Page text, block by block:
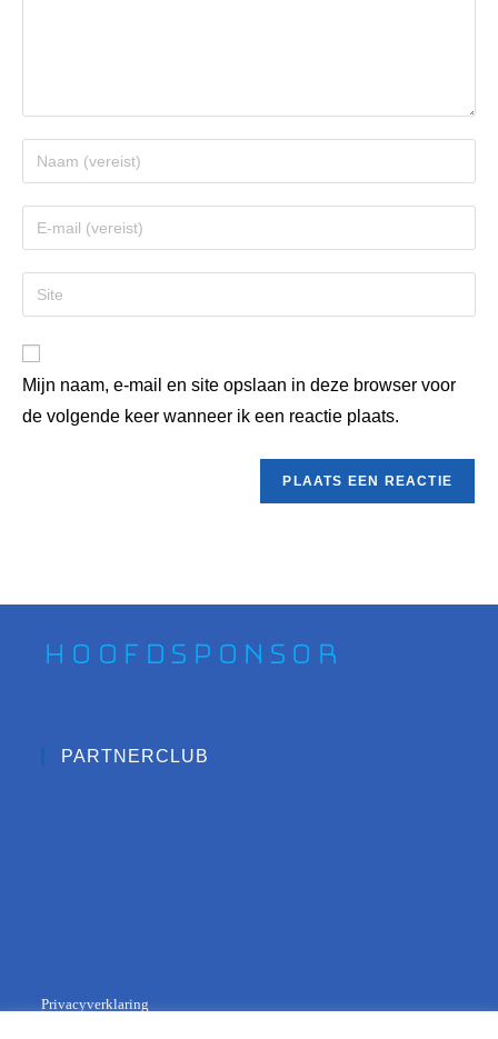
Mijn naam, e-mail en site opslaan in deze browser voor
de volgende keer wanneer ik een reactie plaats.
Hoofdsponsor
PARTNERCLUB
Privacyverklaring